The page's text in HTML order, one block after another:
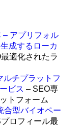
– アプリフォル
成するローカ
適化されたラ
ルチプラットフ
ビス – SEO専
トフォーム
合型バイオペー
ロフィール最